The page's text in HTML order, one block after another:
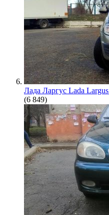
Лада Ларгус Lada
(6 849)